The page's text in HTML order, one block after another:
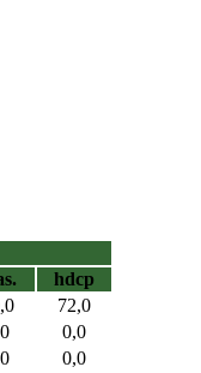
hdcp
72,0
0,0
0,0